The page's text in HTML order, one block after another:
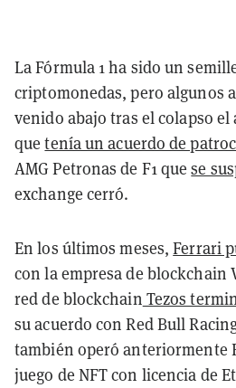
La Fórmula 1 ha sido un
criptomonedas, pero algunos
venido abajo tras el colapso el
quetenía un acuerdo de
AMG Petronas de F1 quese
exchange cerró.
En los últimos meses,Ferrari
con la empresa de blockchain
red de blockchain Tezos
su acuerdo con Red Bull
también operó anteriormente
juego de NFT con licencia de